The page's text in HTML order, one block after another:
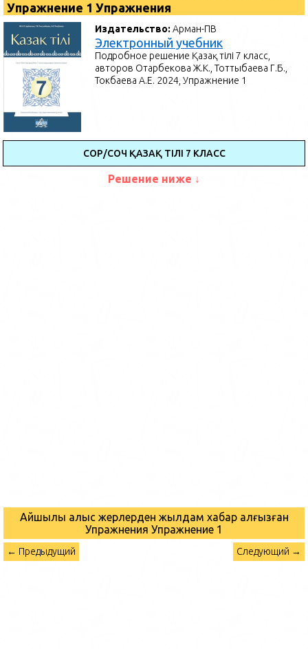
Упражнение 1 Упражнения
Издательство:Арман-ПВ
Электронный учебник
Подробное решение Қазақ тілі 7 класс,
авторов Отарбекова Ж.К., Тоттыбаева Г.Б.,
Токбаева А.Е. 2024, Упражнение 1
СОР/СОЧ ҚАЗАҚ ТІЛІ 7 КЛАСС
Решение ниже ↓
Айшылық алыс жерлерден жылдам хабар алғызған
Упражнения Упражнение 1
← Предыдущий Следующий →